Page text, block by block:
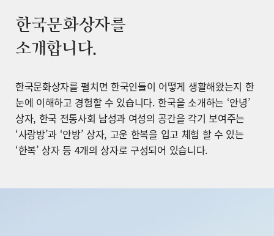
한국문화상자를
소개합니다.
한국문화상자를 펼치면 한국인들이 어떻게 생활해왔는지 한
눈에 이해하고 경험할 수 있습니다. 한국을 소개하는 ‘안녕’
상자, 한국 전통사회 남성과 여성의 공간을 각기 보여주는
‘사랑방’과 ‘안방’ 상자, 고운 한복을 입고 체험 할 수 있는
‘한복’ 상자 등 4개의 상자로 구성되어 있습니다.